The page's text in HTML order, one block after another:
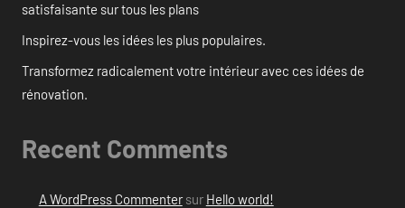
satisfaisante sur tous les plans
Inspirez-vous les idées les plus populaires.
Transformez radicalement votre intérieur avec ces idées de
rénovation.
Recent Comments
A WordPress Commentersur Hello world!